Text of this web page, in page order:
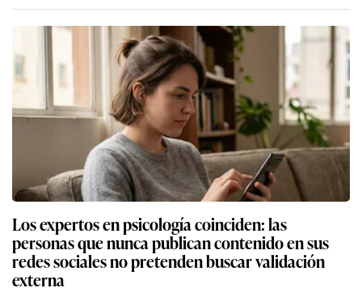
Los expertos en psicología coinciden: las
personas que nunca publican contenido en sus
redes sociales no pretenden buscar validación
externa